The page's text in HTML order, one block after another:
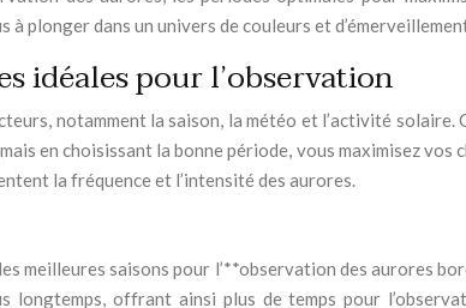
plonger dans un univers de couleurs et
idéales pour l’observation
notamment la saison, la météo et l’activité
en choisissant la bonne période, vous maximisez vos
la fréquence et l’intensité des aurores.
meilleures saisons pour l’**observation des aurores
offrant ainsi plus de temps pour